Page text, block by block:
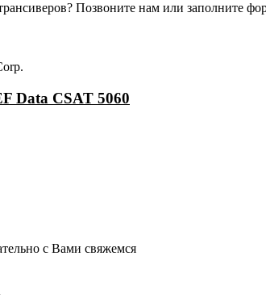
Позвоните нам или заполните
Data CSAT 5060
с Вами свяжемся